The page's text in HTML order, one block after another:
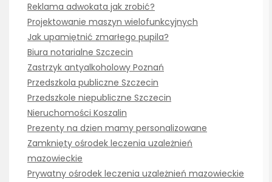
Reklama adwokata jak zrobić?
Projektowanie maszyn wielofunkcyjnych
Jak upamiętnić zmarłego pupila?
Biura notarialne Szczecin
Zastrzyk antyalkoholowy Poznań
Przedszkola publiczne Szczecin
Przedszkole niepubliczne Szczecin
Nieruchomości Koszalin
Prezenty na dzien mamy personalizowane
Zamknięty ośrodek leczenia uzależnień
mazowieckie
Prywatny ośrodek leczenia uzależnień mazowieckie